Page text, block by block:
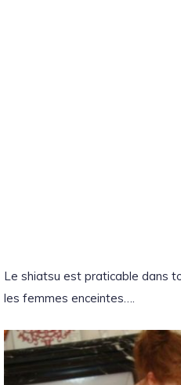
Le shiatsu est praticable dans
les femmes enceintes….